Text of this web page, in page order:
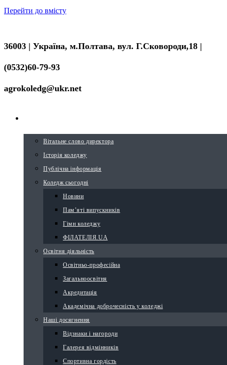
Перейти до вмісту
36003 | Україна, м.Полтава, вул. Г.Сковороди,18 |
(0532)60-79-93
agrokoledg@ukr.net
Вітальне слово директора
Історія коледжу
Публічна інформація
Коледж сьогодні
Новини
Пам’яті випускників
Гімн коледжу
ФІЛАТЕЛІЯ.UA
Освітня діяльність
Освітньо-професійна
Загальноосвітня
Акредитація
Академічна доброчесність у коледжі
Наші досягнення
Відзнаки і нагороди
Галерея відмінників
Спортивна гордість